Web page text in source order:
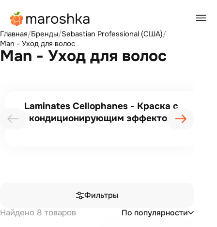
Главная/Бренды/Sebastian Professional (США)/
Man - Уход для волос
Man - Уход для волос
Laminates Cellophanes - Краска с
кондиционирующим эффектом
Фильтры
Найдено 8 товаров
По популярности